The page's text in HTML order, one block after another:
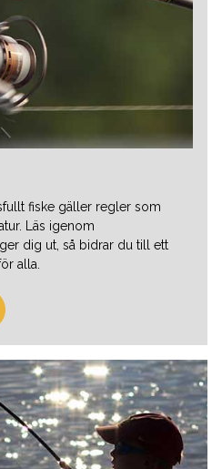
fiske gäller regler som
Läs igenom
dig ut, så bidrar du till ett
alla.